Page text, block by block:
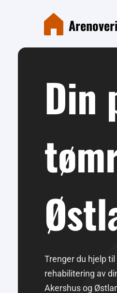
Din
Trenger du hjelp
rehabilitering av
Akershus og